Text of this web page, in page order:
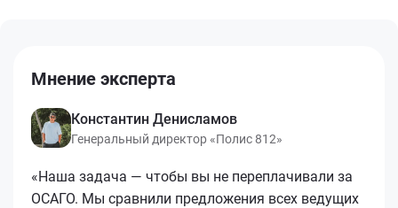
Мнение эксперта
Константин Денисламов
Генеральный директор «Полис 812»
«Наша задача — чтобы вы не переплачивали за
ОСАГО. Мы сравнили предложения всех ведущих